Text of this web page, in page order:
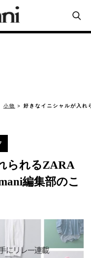
小物 好きなイニシャルが入
られるZARA
編集部のこ